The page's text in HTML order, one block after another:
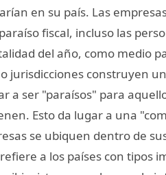
en su país. Las
fiscal, incluso las
del año, como medio
jurisdicciones construyen
a ser "paraísos" para
Esto da lugar a una
se ubiquen dentro de
a los países con tipos